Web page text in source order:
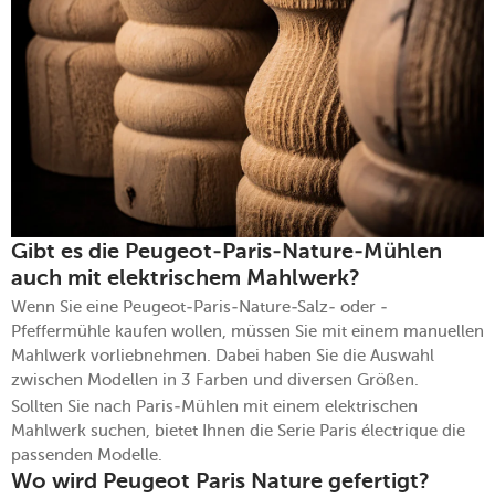
Gibt es die Peugeot-Paris-Nature-Mühlen
auch mit elektrischem Mahlwerk?
Wenn Sie eine Peugeot-Paris-Nature-Salz- oder -
Pfeffermühle kaufen wollen, müssen Sie mit einem manuellen
Mahlwerk vorliebnehmen. Dabei haben Sie die Auswahl
zwischen Modellen in 3 Farben und diversen Größen.
Sollten Sie nach Paris-Mühlen mit einem elektrischen
Mahlwerk suchen, bietet Ihnen die Serie Paris électrique die
passenden Modelle.
Wo wird Peugeot Paris Nature gefertigt?